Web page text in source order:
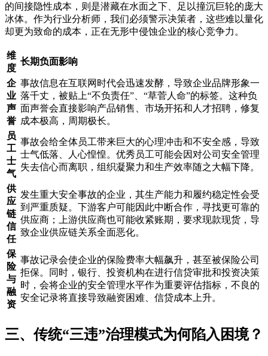
的间接隐性成本，则是潜藏在水面之下、足以撞沉巨轮的庞大
冰体。作为行业分析师，我们必须警示决策者，这些难以量化
却更为致命的成本，正在无形中侵蚀企业的核心竞争力。
维
度
长期负面影响
企
业
声
誉
事故信息在互联网时代会迅速发酵，导致企业品牌形象一
落千丈，被贴上“不负责任”、“草菅人命”的标签。这种负
面声誉会直接影响产品销售、市场开拓和人才招聘，修复
成本极高，周期极长。
员
工
士
气
事故会给全体员工带来巨大的心理冲击和不安全感，导致
士气低落、人心惶惶。优秀员工可能会因对公司安全管理
失去信心而离职，组织凝聚力和生产效率随之大幅下降。
供
应
链
信
任
发生重大安全事故的企业，其生产能力和履约稳定性会受
到严重质疑。下游客户可能因此中断合作，寻找更可靠的
供应商；上游供应商也可能收紧账期，要求现款现货，导
致企业供应链关系全面恶化。
保
险
与
融
资
事故记录会使企业的保险费率大幅飙升，甚至被保险公司
拒保。同时，银行、投资机构在进行信贷审批和投资决策
时，会将企业的安全管理水平作为重要评估指标，不良的
安全记录将直接导致融资困难、信贷成本上升。
三、传统“三违”治理模式为何陷入困境？